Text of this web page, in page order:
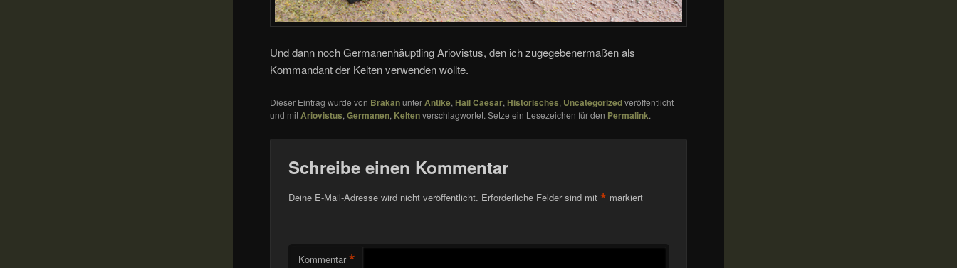
Und dann noch Germanenhäuptling Ariovistus, den ich zugegebenermaßen als
Kommandant der Kelten verwenden wollte.
Dieser Eintrag wurde von Brakanunter Antike, Hail Caesar, Historisches, Uncategorizedveröffentlicht
und mit Ariovistus,Germanen, Keltenverschlagwortet. Setze ein Lesezeichen für den Permalink.
Schreibe einen Kommentar
Deine E-Mail-Adresse wird nicht veröffentlicht. Erforderliche Felder sind mit * markiert
Kommentar *